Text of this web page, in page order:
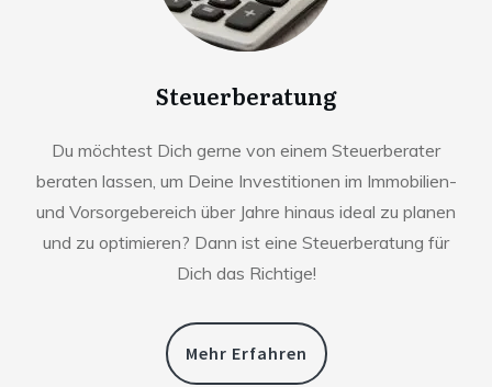
Steuerberatung
Du möchtest Dich gerne von einem Steuerberater
beraten lassen, um Deine Investitionen im Immobilien-
und Vorsorgebereich über Jahre hinaus ideal zu planen
und zu optimieren? Dann ist eine Steuerberatung für
Dich das Richtige!
Mehr Erfahren